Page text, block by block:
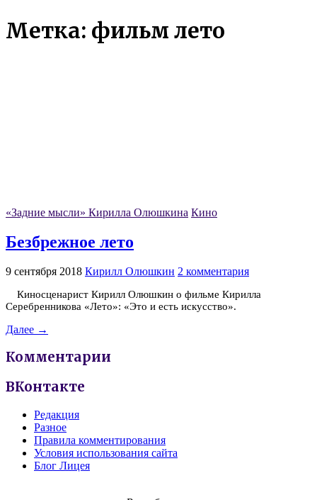
Метка: фильм лето
«Задние мысли» Кирилла Олюшкина Кино
Безбрежное лето
9 сентября 2018 Кирилл Олюшкин 2 комментария
Киносценарист Кирилл Олюшкин о фильме Кирилла
Серебренникова «Лето»: «Это и есть искусство».
Далее →
Комментарии
ВКонтакте
Редакция
Разное
Правила комментирования
Условия использования сайта
Блог Лицея